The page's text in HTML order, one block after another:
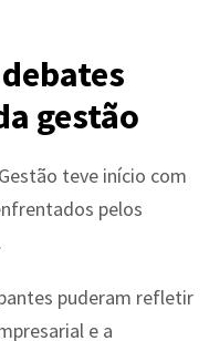
gestão
teve início com
pelos
puderam refletir
e a